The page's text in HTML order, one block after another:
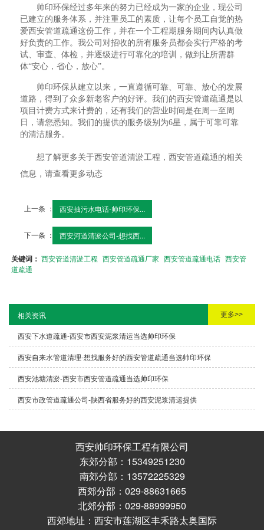
帅印环保经过多年来的努力已经成为一家的企业，现公司
已建立的服务体系，并注重员工的素质，让每个员工自觉的热
爱西安管道疏通这份工作，并在一个工程期服务期间内认真做
好负责的工作。我公司对招收的所有服务员都会实行严格的考
试、审查、体检，并逐级进行可靠化的培训，做到让所需群
体“安心，省心，放心”。
帅印环保从建立以来，一直遵循可靠、可靠、放心的发展
道路，得到了众多新老客户的好评。我们的西安管道疏通是以
项目计费方式来计费的，还有我们的营业时间是在周一至周
日，请您悉知。我们的提供的服务级别为6星，属于可靠可靠
的清洁服务。
想了解更多关于西安管道清淤工程，西安管道疏通的相关
信息，请查看更多动态
上一条 ： 西安抽污水电话-帅印环保...
下一条 ： 西安河道清淤公司-想找西...
关键词：西安管道清淤工程 西安管道疏通厂家 西安管道疏通电话 西安管
道疏通
相关资讯 更多>>
西安下水道疏通-西安市西安泥浆清运当选帅印环保
西安自来水管道清理-想找服务好的西安管道疏通当选帅印环保
西安池塘清淤-西安市西安管道疏通当选帅印环保
西安市政管道疏通公司-陕西省服务好的西安泥浆清运提供
西安帅印环保工程有限公司
东郊分部：15349251230
南郊分部：13572225329
西郊分部：029-88631665
北郊分部：029-88999950
西郊地址：西安市莲湖区丰禾路太奥国际